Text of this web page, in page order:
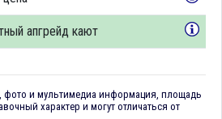
апгрейд кают
фото и мультимедиа информация, площадь
характер и могут отличаться от